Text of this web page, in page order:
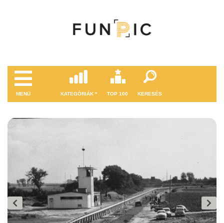
MENÜ KATEGÓRIÁK TOP 100 KERESÉS